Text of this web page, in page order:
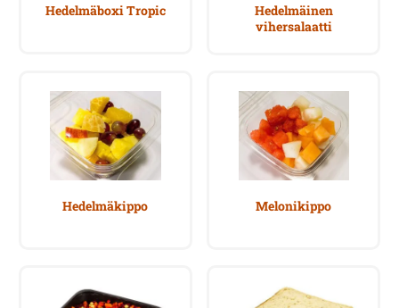
Hedelmäboxi Tropic
Hedelmäinen
vihersalaatti
Hedelmäkippo Melonikippo